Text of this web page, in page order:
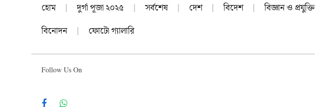
হোম দুর্গা পূজা ২০২৫ সর্বশেষ দেশ বিদেশ বিজ্ঞান ও প্রযুক্তি
বিনোদন
ফোটো গ্যালারি
Follow Us On